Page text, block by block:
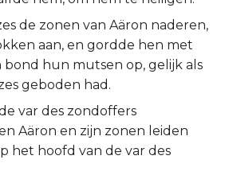
de zonen van Aäron naderen,
aan, en gordde hen met
bond hun mutsen op, gelijk als
geboden had.
var des zondoffers
Aäron en zijn zonen leiden
het hoofd van de var des